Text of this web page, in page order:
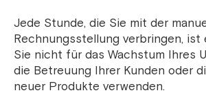
Jede Stunde, die Sie mit der
Rechnungsstellung verbringen, ist
Sie nicht für das Wachstum Ihres
die Betreuung Ihrer Kunden oder
neuer Produkte verwenden.